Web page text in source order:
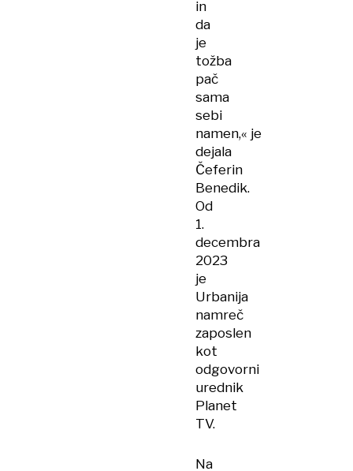
in
da
je
tožba
pač
sama
sebi
namen,« je
dejala
Čeferin
Benedik.
Od
1.
decembra
2023
je
Urbanija
namreč
zaposlen
kot
odgovorni
urednik
Planet
TV.
Na